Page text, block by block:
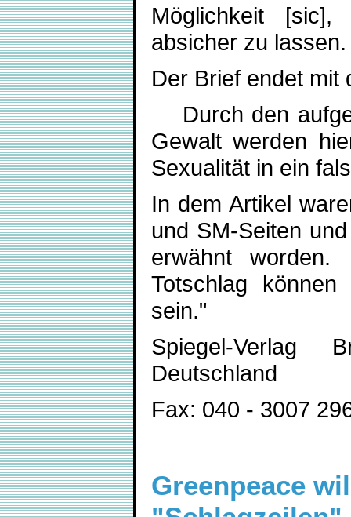
Möglichkeit
absicher zu lassen.
Der Brief endet mit
Durch den
Gewalt werden
Sexualität in ein
In dem Artikel
und SM-Seiten
erwähnt
Totschlag
sein."
Spiegel-Verlag
Deutschland
Fax: 040 - 3007
Greenpeace